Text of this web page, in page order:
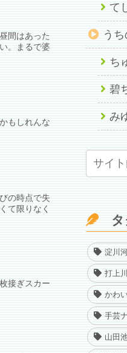
間はあった
。まるで婆
もしれんな
の時点で失
て限りなく
接ぎスカー
て
うち
ち
碧
み
淀川
打上
かわ
手芸
山田